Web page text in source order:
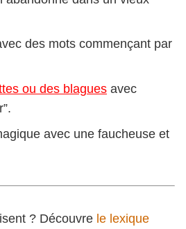
des mots commençant par
ou des blagues avec
avec une faucheuse et
? Découvre le lexique